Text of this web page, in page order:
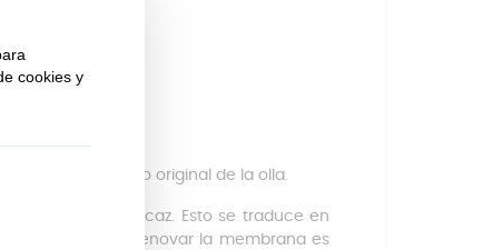
el rendimiento original de la olla.
uniforme y eficaz. Esto se traduce en
energético. Renovar la membrana es